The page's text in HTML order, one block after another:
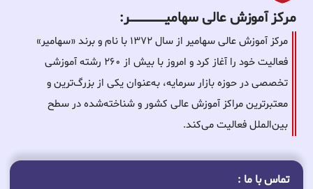
مرکز آموزش عالی سهامیـــــــــــــــــــــــــر:
مرکز آموزش عالی سهامیر از سال ۱۳۷۲ با نام و برند «سهامیر»
فعالیت خود را آغاز کرد و امروز با بیش از ۲۶۰ رشته آموزشی
تخصصی در حوزه بازار سرمایه، به‌عنوان یکی از بزرگ‌ترین و
معتبرترین مراکز آموزش عالی کشور و شناخته‌شده در سطح
بین‌الملل فعالیت می‌کند.
تماس با ما :